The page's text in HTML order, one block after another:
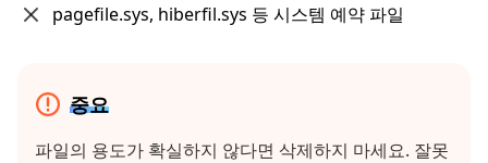
pagefile.sys, hiberfil.sys 등 시스템 예약 파일
중요
파일의 용도가 확실하지 않다면 삭제하지 마세요. 잘못